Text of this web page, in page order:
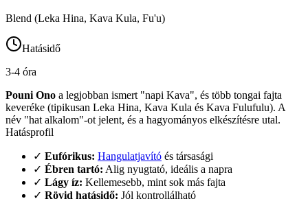
Blend (Leka Hina, Kava Kula, Fu'u)
Hatásidő
3-4 óra
Pouni Ono a legjobban ismert "napi Kava", és több tongai fajta
keveréke (tipikusan Leka Hina, Kava Kula és Kava Fulufulu). A
név "hat alkalom"-ot jelent, és a hagyományos elkészítésre utal.
Hatásprofil
✓ Eufórikus: Hangulatjavító és társasági
✓ Ébren tartó: Alig nyugtató, ideális a napra
✓ Lágy íz: Kellemesebb, mint sok más fajta
✓ Rövid hatásidő: Jól kontrollálható